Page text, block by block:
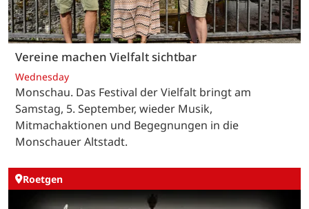
Vereine machen Vielfalt sichtbar
Wednesday
Monschau. Das Festival der Vielfalt bringt am
Samstag, 5. September, wieder Musik,
Mitmachaktionen und Begegnungen in die
Monschauer Altstadt.
Roetgen